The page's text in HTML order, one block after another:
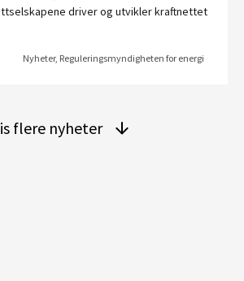
driver og utvikler kraftnettet
Nyheter, Reguleringsmyndigheten for energi
flere nyheter